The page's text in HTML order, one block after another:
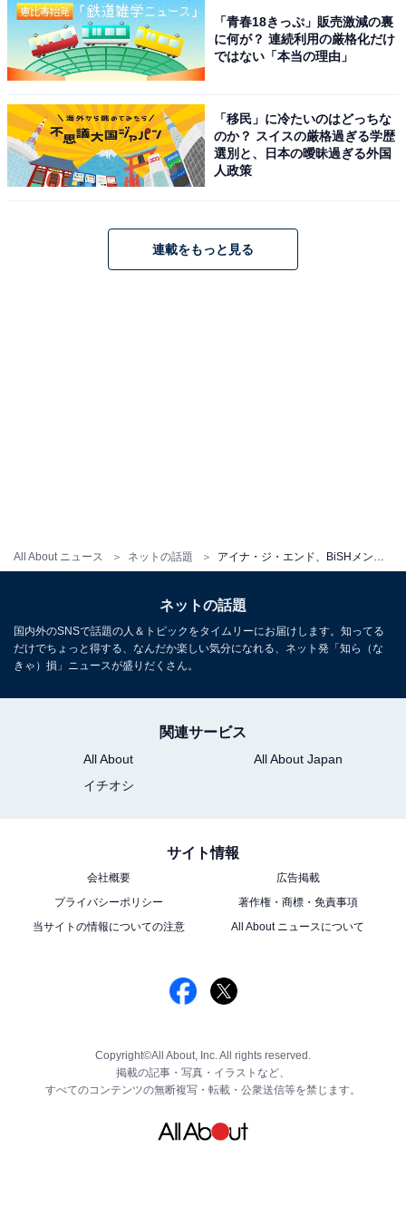
All About ニュース ネットの話題
「青春18きっぷ」販売激減の裏
に何が？ 連続利用の厳格化だけ
ではない「本当の理由」
「移民」に冷たいのはどっちな
のか？ スイスの厳格過ぎる学歴
選別と、日本の曖昧過ぎる外国
人政策
連載をもっと見る
ネットの話題
国内外のSNSで話題の人＆トピックをタイムリーにお届けします。知ってる
だけでちょっと得する、なんだか楽しい気分になれる、ネット発「知ら（な
きゃ）損」ニュースが盛りだくさん。
関連サービス
All About
All About Japan
イチオシ
サイト情報
会社概要
広告掲載
プライバシーポリシー
著作権・商標・免責事項
当サイトの情報についての注意
All About ニュースについて
Copyright©All About, Inc. All rights reserved.
掲載の記事・写真・イラストなど、
すべてのコンテンツの無断複写・転載・公衆送信等を禁じます。